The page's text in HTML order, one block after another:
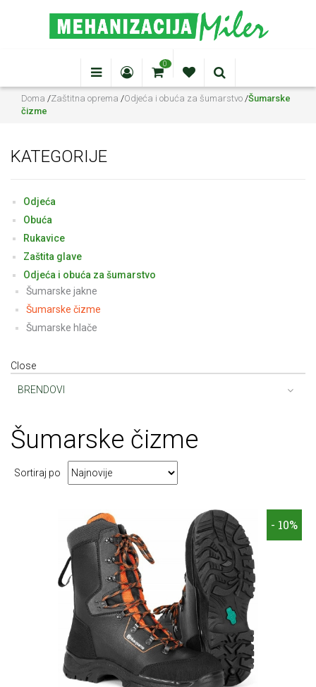
0
Doma /Zaštitna oprema /Odjeća i obuća za šumarstvo /Šumarske
čizme
KATEGORIJE
Odjeća
Obuća
Rukavice
Zaštita glave
Odjeća i obuća za šumarstvo
Šumarske jakne
Šumarske čizme
Šumarske hlače
Close
BRENDOVI
Šumarske čizme
Sortiraj po
- 10%